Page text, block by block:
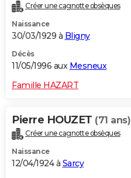
Créer une cagnotte obsèques
Naissance
30/03/1929 à Bligny
Décès
11/05/1996 aux Mesneux
Famille HAZART
Pierre HOUZET (71 ans)
Créer une cagnotte obsèques
Naissance
12/04/1924 à Sarcy